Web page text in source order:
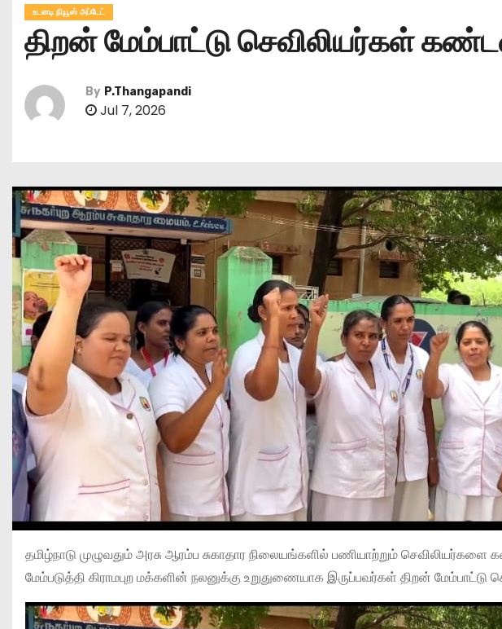
உடனடி நியூஸ் அப்டேட்
திறன் மேம்பாட்டு செவிலியர்கள்
By P.Thangapandi
Jul 7, 2026
தமிழ்நாடு முழுவதும் அரசு ஆரம்ப சுகாதார நிலையங்களில் பணியாற்றும்
மேம்படுத்தி கிராமபுற மக்களின் நலனுக்கு உறுதுணையாக இருப்பவர்கள் திறன் மேம்பாட்டு